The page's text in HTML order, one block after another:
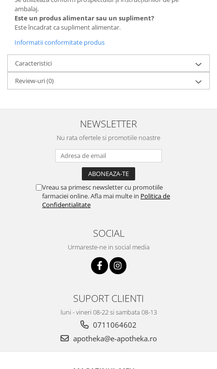
ambalaj.
Este un produs alimentar sau un supliment?
Este încadrat ca supliment alimentar.
Informatii conformitate produs
Caracteristici
Review-uri(0)
NEWSLETTER
Nu rata ofertele si promotiile noastre
Vreau sa primesc newsletter cu promotiile
farmaciei online. Afla mai multe in Politica de
Confidentialitate
SOCIAL
Urmareste-ne in social media
SUPORT CLIENTI
luni - vineri 08-22 si sambata 08-13
0711064602
apotheka@e-apotheka.ro